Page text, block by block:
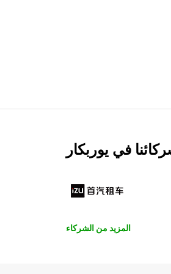
في يوربكار
المزيد من الشركاء